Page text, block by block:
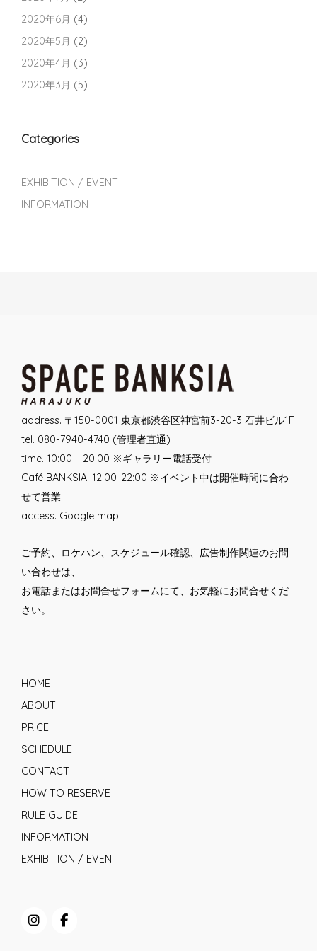
2020年6月 (4)
2020年5月 (2)
2020年4月 (3)
2020年3月 (5)
Categories
EXHIBITION / EVENT
INFORMATION
address. 〒150-0001 東京都渋谷区神宮前3-20-3 石井ビル1F
tel. 080-7940-4740 (管理者直通)
time. 10:00 – 20:00 ※ギャラリー電話受付
Café BANKSIA. 12:00-22:00 ※イベント中は開催時間に合わ
せて営業
access. Google map
ご予約、ロケハン、スケジュール確認、広告制作関連のお問
い合わせは、
お電話またはお問合せフォームにて、お気軽にお問合せくだ
さい。
HOME
ABOUT
PRICE
SCHEDULE
CONTACT
HOW TO RESERVE
RULE GUIDE
INFORMATION
EXHIBITION / EVENT